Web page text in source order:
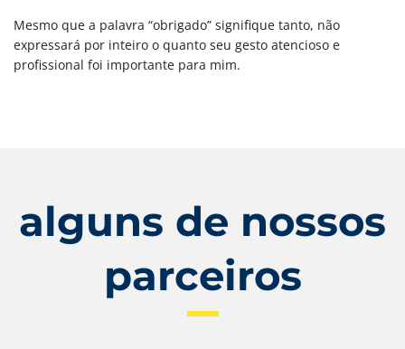
Mesmo que a palavra “obrigado” signifique tanto, não
expressará por inteiro o quanto seu gesto atencioso e
profissional foi importante para mim.
alguns de nossos
parceiros